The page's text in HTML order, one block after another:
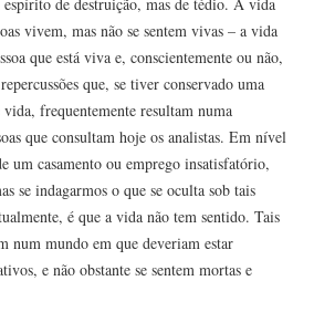
vivem, mas não se sentem vivas – a vida
que está viva e, conscientemente ou não,
que, se tiver conservado uma
frequentemente resultam numa
que consultam hoje os analistas. Em nível
um casamento ou emprego insatisfatório,
se indagarmos o que se oculta sob tais
é que a vida não tem sentido. Tais
num mundo em que deveriam estar
e não obstante se sentem mortas e